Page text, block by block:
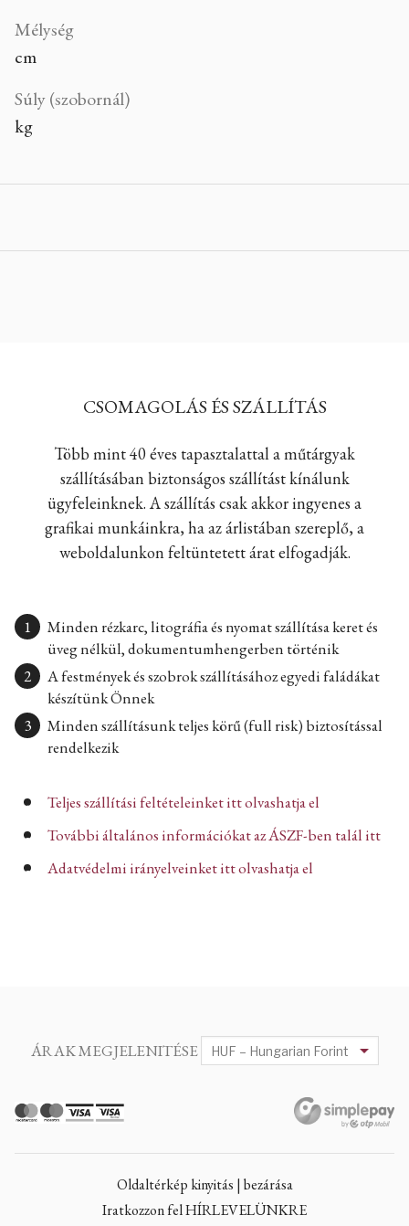
Mélység
cm
Súly (szobornál)
kg
CSOMAGOLÁS ÉS SZÁLLÍTÁS
Több mint 40 éves tapasztalattal a műtárgyak
szállításában biztonságos szállítást kínálunk
ügyfeleinknek. A szállítás csak akkor ingyenes a
grafikai munkáinkra, ha az árlistában szereplő, a
weboldalunkon feltüntetett árat elfogadják.
Minden rézkarc, litográfia és nyomat szállítása keret és
üveg nélkül, dokumentumhengerben történik
A festmények és szobrok szállításához egyedi faládákat
készítünk Önnek
Minden szállításunk teljes körű (full risk) biztosítással
rendelkezik
Teljes szállítási feltételeinket itt olvashatja el
További általános információkat az ÁSZF-ben talál itt
Adatvédelmi irányelveinket itt olvashatja el
ÁRAK MEGJELENITÉSE
Oldaltérkép kinyitás | bezárása
Iratkozzon fel HÍRLEVELÜNKRE